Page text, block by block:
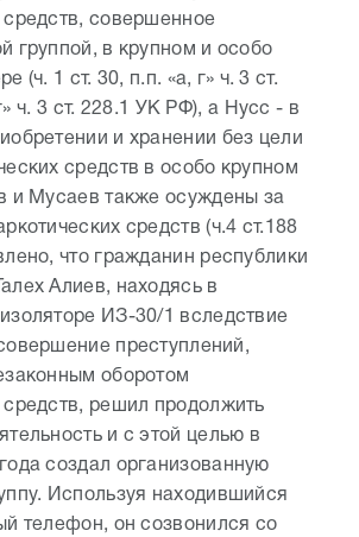
средств, совершенное
группой, в крупном и особо
(ч. 1 ст. 30, п.п. «а, г» ч. 3 ст.
ч. 3 ст. 228.1 УК РФ), а Нусс - в
и хранении без цели
средств в особо крупном
и Мусаев также осуждены за
средств (ч.4 ст.188
что гражданин республики
Алиев, находясь в
ИЗ-30/1 вследствие
преступлений,
оборотом
средств, решил продолжить
и с этой целью в
создал организованную
Используя находившийся
телефон, он созвонился со